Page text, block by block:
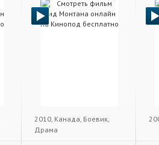
2010, Канада, Боевик,
Драма